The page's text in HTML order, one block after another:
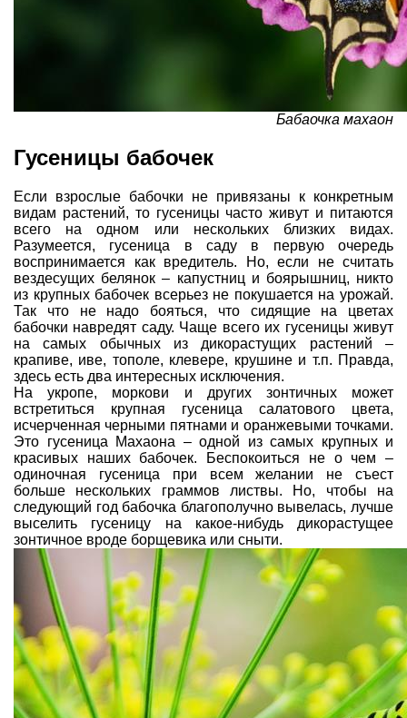
Бабаочка махаон
Гусеницы бабочек
Если взрослые бабочки не привязаны к конкретным
видам растений, то гусеницы часто живут и питаются
всего на одном или нескольких близких видах.
Разумеется, гусеница в саду в первую очередь
воспринимается как вредитель. Но, если не считать
вездесущих белянок – капустниц и боярышниц, никто
из крупных бабочек всерьез не покушается на урожай.
Так что не надо бояться, что сидящие на цветах
бабочки навредят саду. Чаще всего их гусеницы живут
на самых обычных из дикорастущих растений –
крапиве, иве, тополе, клевере, крушине и т.п. Правда,
здесь есть два интересных исключения.
Наукропе, моркови и других зонтичных может
встретиться крупная гусеница салатового цвета,
исчерченная черными пятнами и оранжевыми точками.
Это гусеница Махаона – одной из самых крупных и
красивых наших бабочек. Беспокоиться не о чем –
одиночная гусеница при всем желании не съест
больше нескольких граммов листвы. Но, чтобы на
следующий год бабочка благополучно вывелась, лучше
выселить гусеницу на какое-нибудь дикорастущее
зонтичное вроде борщевика или сныти.